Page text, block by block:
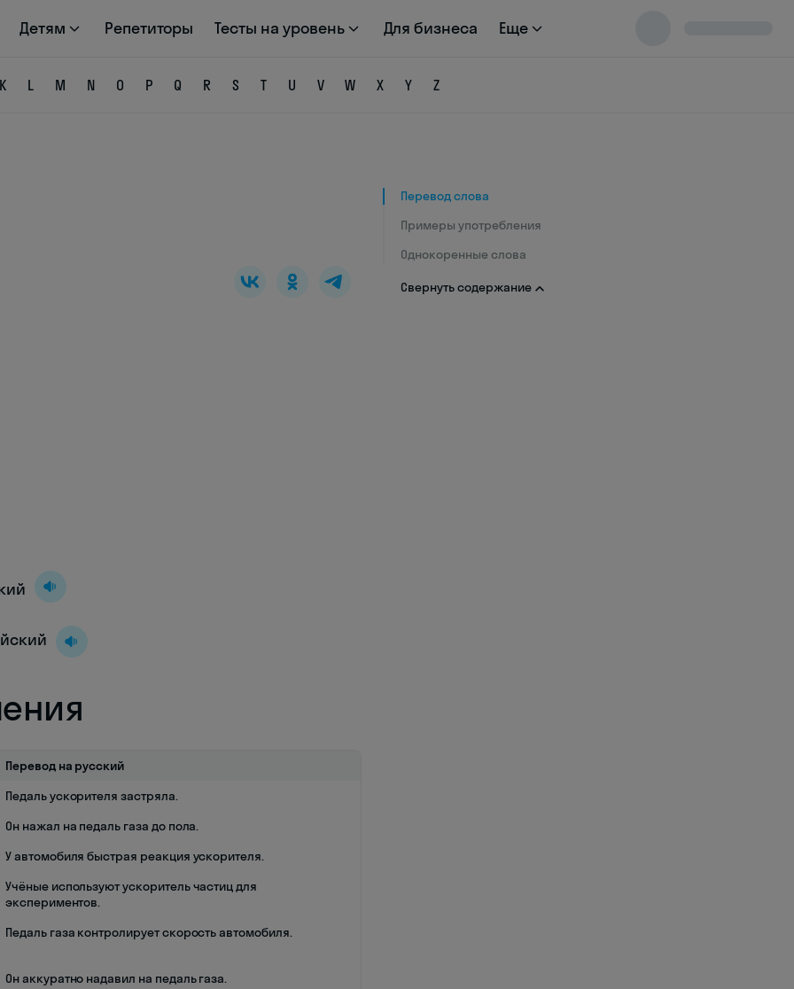
Детям Репетиторы Тесты на уровень Для бизнеса Еще
K L M N O P Q R S T U V W X Y Z
Перевод на русский
Педаль ускорителя застряла.
Он нажал на педаль газа до пола.
У автомобиля быстрая реакция ускорителя.
Учёные используют ускоритель частиц для
экспериментов.
Педаль газа контролирует скорость автомобиля.
Он аккуратно надавил на педаль газа.
Перевод слова
Примеры употребления
Однокоренные слова
Свернуть содержание